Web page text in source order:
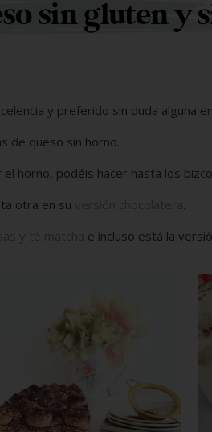
sin gluten y
y preferido sin duda alguna
de queso sin horno.
horno, podéis hacer hasta los
otra en su versión chocolatera.
y té matcha e incluso está la